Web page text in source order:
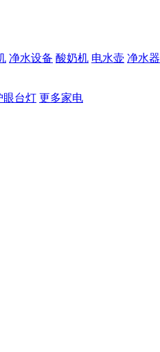
净水设备 酸奶机 电水壶 净水器
眼台灯 更多家电